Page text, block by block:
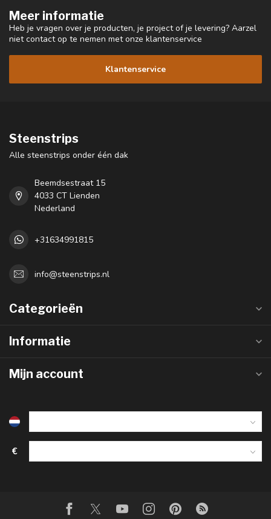
Meer informatie
Heb je vragen over je producten, je project of je levering? Aarzel
niet contact op te nemen met onze klantenservice
Klantenservice
Steenstrips
Alle steenstrips onder één dak
Beemdsestraat 15
4033 CT Lienden
Nederland
+31634991815
info@steenstrips.nl
Categorieën
Informatie
Mijn account
€